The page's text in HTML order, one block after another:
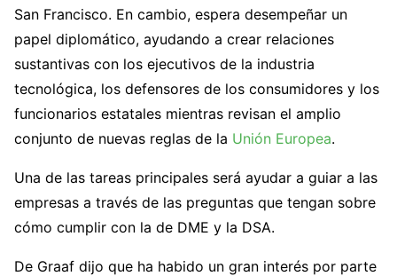
San Francisco. En cambio, espera desempeñar un
papel diplomático, ayudando a crear relaciones
sustantivas con los ejecutivos de la industria
tecnológica, los defensores de los consumidores y los
funcionarios estatales mientras revisan el amplio
conjunto de nuevas reglas de la Unión Europea.
Una de las tareas principales será ayudar a guiar a las
empresas a través de las preguntas que tengan sobre
cómo cumplir con la de DME y la DSA.
De Graaf dijo que ha habido un gran interés por parte